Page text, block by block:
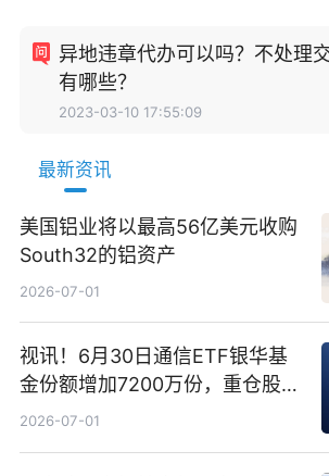
异地违章代办可以吗？不处理
有哪些？
2023-03-10 17:55:09
最新资讯
美国铝业将以最高56亿美元收购
South32的铝资产
2026-07-01
视讯！6月30日通信ETF银华基
金份额增加7200万份，重仓股新
易盛、中际旭创、立讯精密
2026-07-01